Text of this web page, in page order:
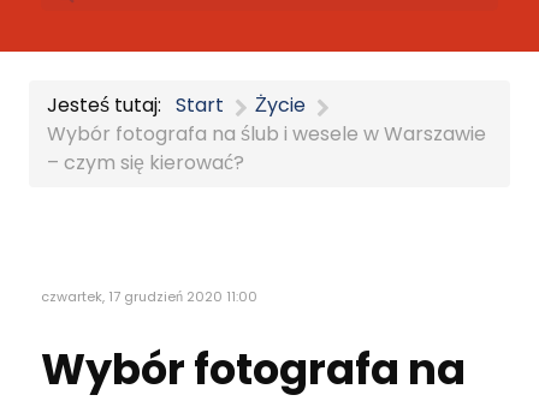
Jesteś tutaj: Start
Życie
Wybór fotografa na ślub i wesele w Warszawie
– czym się kierować?
czwartek, 17 grudzień 2020 11:00
Wybór fotografa na